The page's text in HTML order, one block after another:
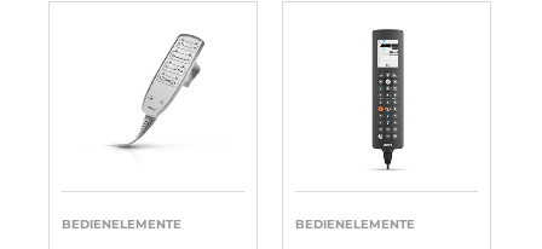
BEDIENELEMENTE BEDIENELEMENTE